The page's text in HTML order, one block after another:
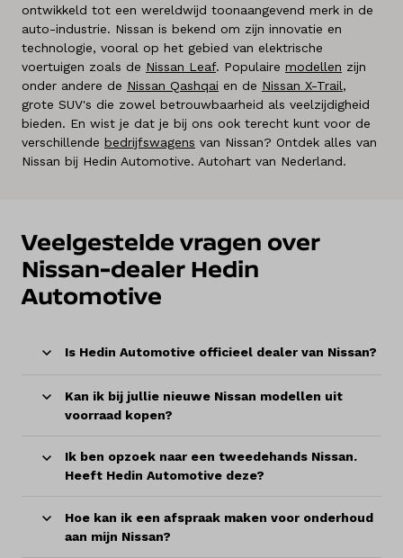
ontwikkeld tot een wereldwijd toonaangevend merk in de
auto-industrie. Nissan is bekend om zijn innovatie en
technologie, vooral op het gebied van elektrische
voertuigen zoals de Nissan Leaf. Populaire modellen zijn
onder andere de Nissan Qashqai en de Nissan X-Trail,
grote SUV's die zowel betrouwbaarheid als veelzijdigheid
bieden. En wist je dat je bij ons ook terecht kunt voor de
verschillende bedrijfswagens van Nissan? Ontdek alles van
Nissan bij Hedin Automotive. Autohart van Nederland.
Veelgestelde vragen over
Nissan-dealer Hedin
Automotive
Is Hedin Automotive officieel dealer van Nissan?
Kan ik bij jullie nieuwe Nissan modellen uit
voorraad kopen?
Ik ben opzoek naar een tweedehands Nissan.
Heeft Hedin Automotive deze?
Hoe kan ik een afspraak maken voor onderhoud
aan mijn Nissan?